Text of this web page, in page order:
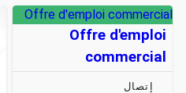
Offre d'emploi commercial
Offre d'emploi
commercial
إتصال